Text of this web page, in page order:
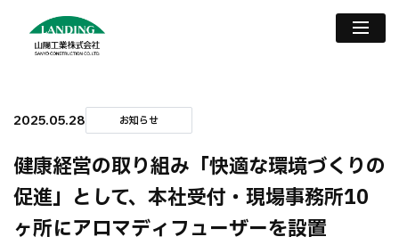
2025.05.28 お知らせ
健康経営の取り組み「快適な環境づくりの
促進」として、本社受付・現場事務所10
ヶ所にアロマディフューザーを設置